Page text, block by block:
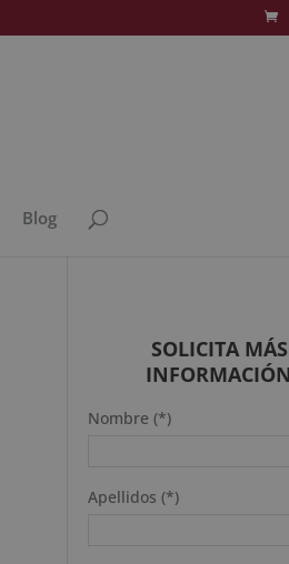
Blog
SOLICITA MÁS
INFORMACIÓN
Nombre (*)
Apellidos (*)